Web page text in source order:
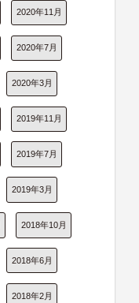
2020年11月
2020年7月
2020年3月
2019年11月
2019年7月
2019年3月
2018年10月
2018年6月
2018年2月